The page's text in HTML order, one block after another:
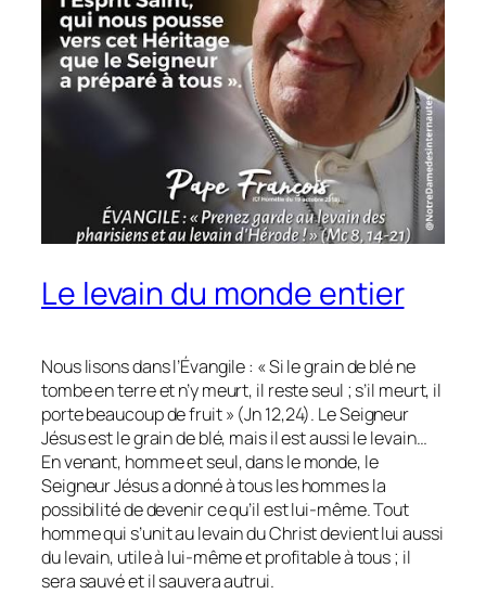
Le levain du monde entier
Nous lisons dans l’Évangile : « Si le grain de blé ne
tombe en terre et n’y meurt, il reste seul ; s’il meurt, il
porte beaucoup de fruit » (Jn 12,24). Le Seigneur
Jésus est le grain de blé, mais il est aussi le levain…
En venant, homme et seul, dans le monde, le
Seigneur Jésus a donné à tous les hommes la
possibilité de devenir ce qu’il est lui-même. Tout
homme qui s’unit au levain du Christ devient lui aussi
du levain, utile à lui-même et profitable à tous ; il
sera sauvé et il sauvera autrui.